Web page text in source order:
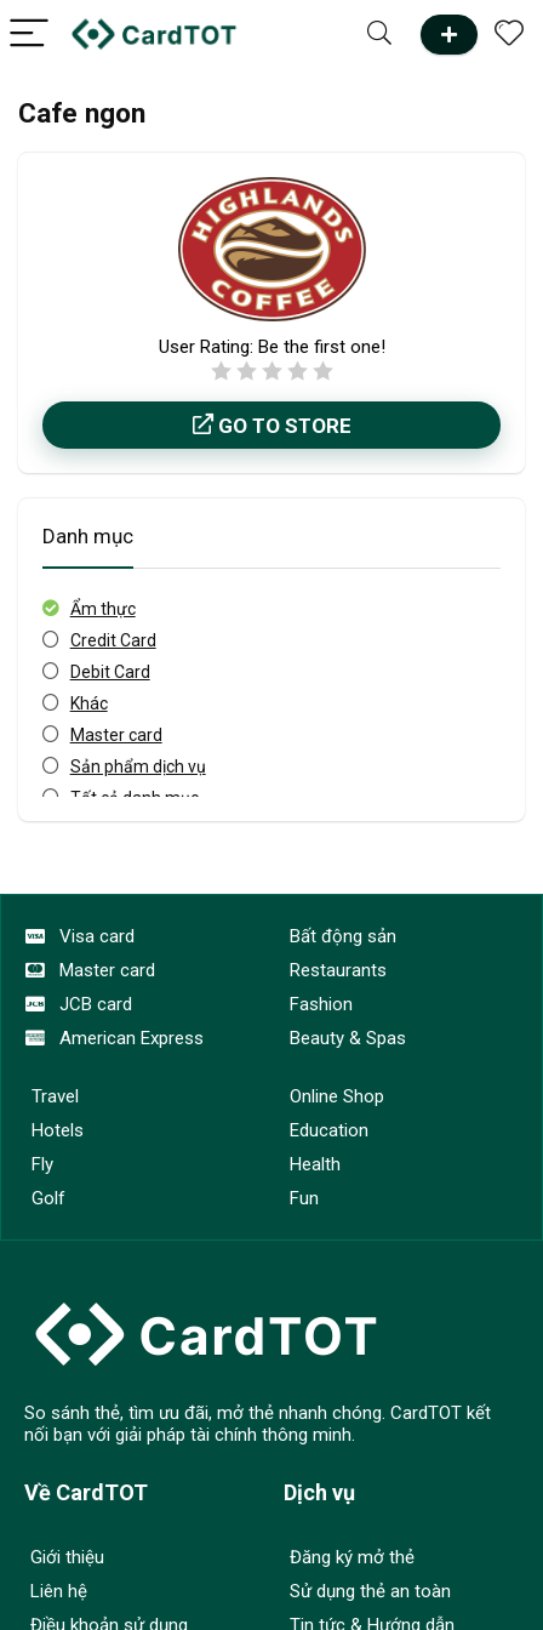
Cafe ngon
User Rating: Be the first one!
GO TO STORE
Danh mục
Ẩm thực
Credit Card
Debit Card
Khác
Master card
Sản phẩm dịch vụ
Tất cả danh mục
Visa card
Master card
JCB card
American Express
Bất động sản
Restaurants
Fashion
Beauty & Spas
Travel
Hotels
Fly
Golf
Online Shop
Education
Health
Fun
So sánh thẻ, tìm ưu đãi, mở thẻ nhanh chóng. CardTOT kết
nối bạn với giải pháp tài chính thông minh.
Về CardTOT
Giới thiệu
Liên hệ
Điều khoản sử dụng
Dịch vụ
Đăng ký mở thẻ
Sử dụng thẻ an toàn
Tin tức & Hướng dẫn